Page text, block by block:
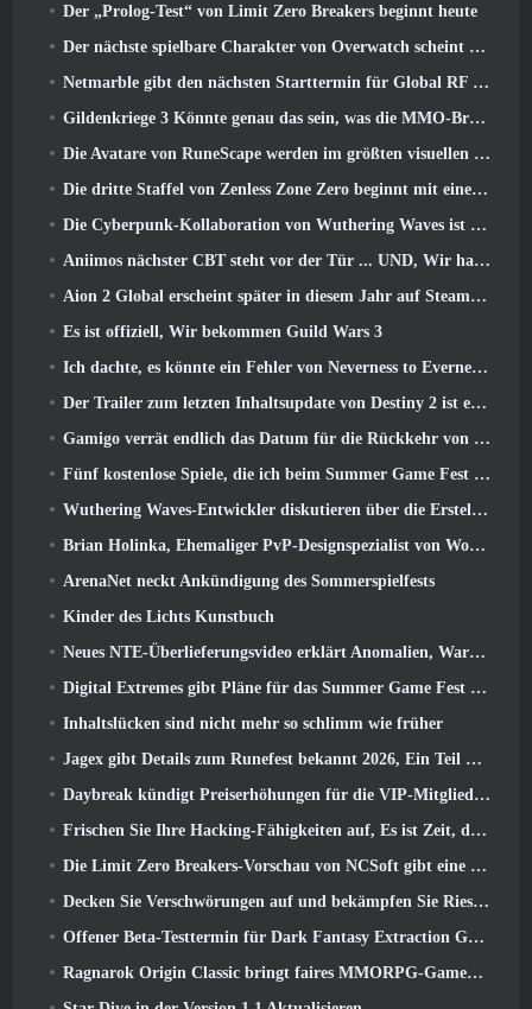
Der „Prolog-Test“ von Limit Zero Breakers beginnt heute
Der nächste spielbare Charakter von Overwatch scheint ein überarbeiteter Cyborg-Verbrecherboss zu sein
Netmarble gibt den nächsten Starttermin für Global RF Online bekannt
Gildenkriege 3 Könnte genau das sein, was die MMO-Branche gerade braucht
Die Avatare von RuneScape werden im größten visuellen Update des Spiels der letzten zehn Jahre überarbeitet
Die dritte Staffel von Zenless Zone Zero beginnt mit einer Reise zu einer Bangboo-Insel im Himmel, Und zur Steam-Plattform
Die Cyberpunk-Kollaboration von Wuthering Waves ist genau das, was ich mir von meinen Videospiel-Crossover-Events erwarte
Aniimos nächster CBT steht vor der Tür ... UND, Wir haben ein offizielles Startfenster
Aion 2 Global erscheint später in diesem Jahr auf Steam und Purple
Es ist offiziell, Wir bekommen Guild Wars 3
Ich dachte, es könnte ein Fehler von Neverness to Everness sein, das Porsche Collab Gacha Event so früh zu veranstalten, Aber ich habe mich geirrt
Der Trailer zum letzten Inhaltsupdate von Destiny 2 ist ein Aufschrei
Gamigo verrät endlich das Datum für die Rückkehr von Gloria Victis, Wird es das zweite Mal überleben??
Fünf kostenlose Spiele, die ich beim Summer Game Fest zu sehen hoffe
Wuthering Waves-Entwickler diskutieren über die Erstellung der Lahai-Roi-Mech-Kampfsequenz
Brian Holinka, Ehemaliger PvP-Designspezialist von World Of Warcraft, Tritt dem League Of Legends MMO-Team bei
ArenaNet neckt Ankündigung des Sommerspielfests
Kinder des Lichts Kunstbuch
Neues NTE-Überlieferungsvideo erklärt Anomalien, Warten, Und wie eine „geheime“ Organisation alles verfolgt
Digital Extremes gibt Pläne für das Summer Game Fest bekannt
Inhaltslücken sind nicht mehr so ​​schlimm wie früher
Jagex gibt Details zum Runefest bekannt 2026, Ein Teil der Feierlichkeiten zum 25-jährigen Jubiläum von RuneScape IP
Daybreak kündigt Preiserhöhungen für die VIP-Mitgliedschaft von „Herr der Ringe Online“ an
Frischen Sie Ihre Hacking-Fähigkeiten auf, Es ist Zeit, die Nachtstadt in stürmischen Wellen zu erkunden
Die Limit Zero Breakers-Vorschau von NCSoft gibt eine Vorstellung davon, was Sie vom bevorstehenden Prologue-Test erwarten können
Decken Sie Verschwörungen auf und bekämpfen Sie Riesenkatzen in Ihrer Freizeit im neuesten Update von Where Winds Meet
Offener Beta-Testtermin für Dark Fantasy Extraction Game bekannt gegeben, Nebelfall-Jäger
Ragnarok Origin Classic bringt faires MMORPG-Gameplay zurück und CBT erscheint im Juni 4